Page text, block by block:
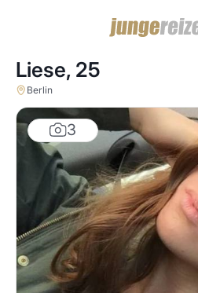
3
Liese, 25
Berlin